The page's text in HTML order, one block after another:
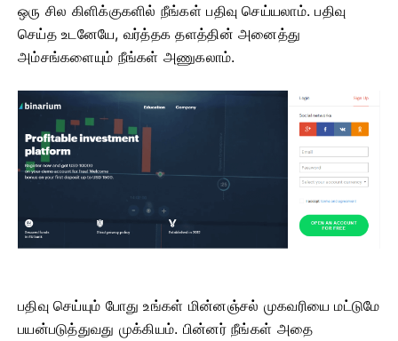
ஒரு சில கிளிக்குகளில் நீங்கள் பதிவு செய்யலாம். பதிவு
செய்த உடனேயே, வர்த்தக தளத்தின் அனைத்து
அம்சங்களையும் நீங்கள் அணுகலாம்.
பதிவு செய்யும் போது உங்கள் மின்னஞ்சல் முகவரியை மட்டுமே
பயன்படுத்துவது முக்கியம். பின்னர் நீங்கள் அதை